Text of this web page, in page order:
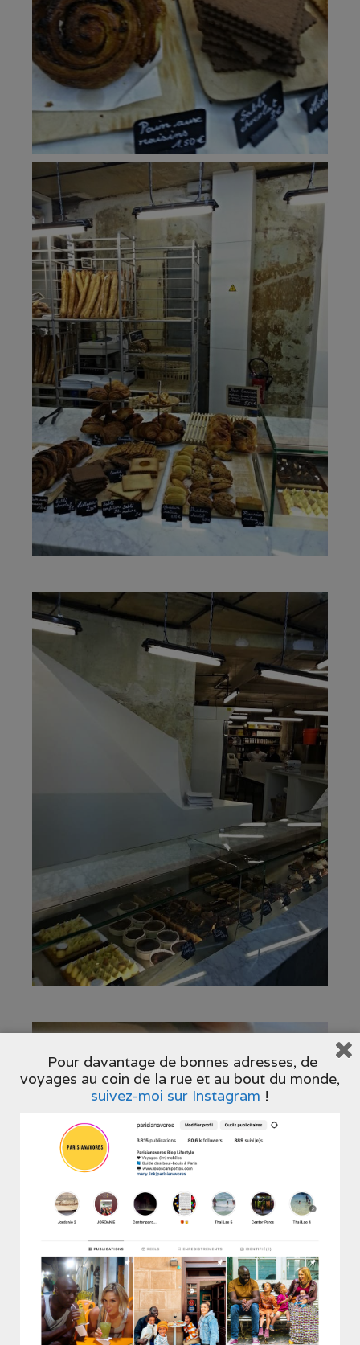
Pour davantage de bonnes adresses, de
voyages au coin de la rue et au bout du monde,
suivez-moi sur Instagram !